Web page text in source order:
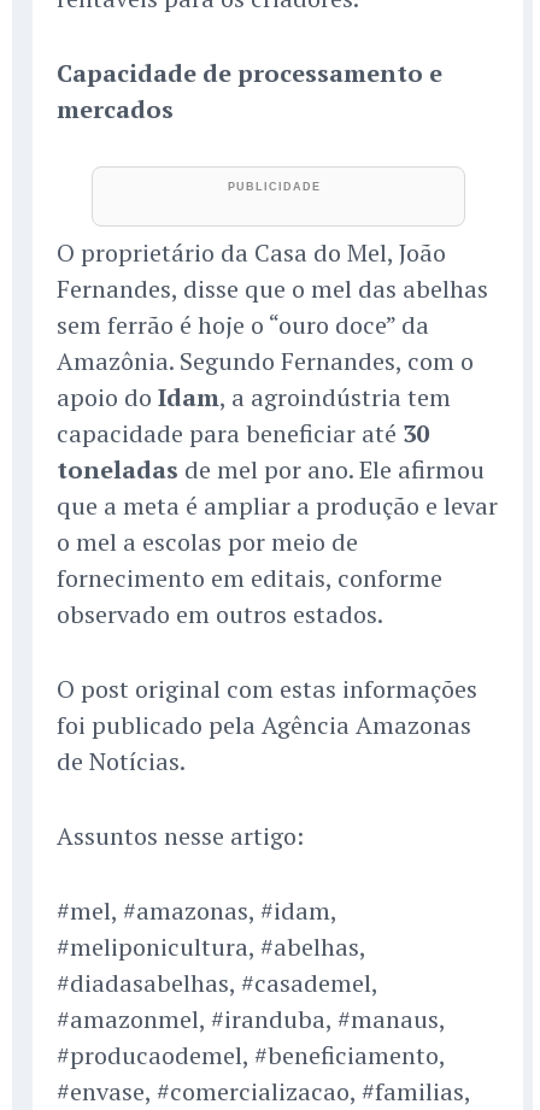
Capacidade de processamento e
mercados
O proprietário da Casa do Mel, João
Fernandes, disse que o mel das abelhas
sem ferrão é hoje o “ouro doce” da
Amazônia. Segundo Fernandes, com o
apoio do Idam, a agroindústria tem
capacidade para beneficiar até 30
toneladas de mel por ano. Ele afirmou
que a meta é ampliar a produção e levar
o mel a escolas por meio de
fornecimento em editais, conforme
observado em outros estados.
O post original com estas informações
foi publicado pela Agência Amazonas
de Notícias.
Assuntos nesse artigo:
#mel, #amazonas, #idam,
#meliponicultura, #abelhas,
#diadasabelhas, #casademel,
#amazonmel, #iranduba, #manaus,
#producaodemel, #beneficiamento,
#envase, #comercializacao, #familias,